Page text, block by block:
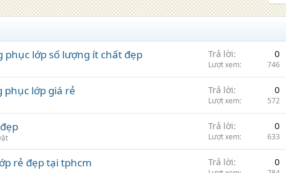
phục lớp số lượng ít chất đẹp Trả lời 0
Lượt xem 746
phục lớp giá rẻ Trả lời 0
Lượt xem 572
Trả lời 0
Lượt xem 633
rẻ đẹp tại tphcm Trả lời 0